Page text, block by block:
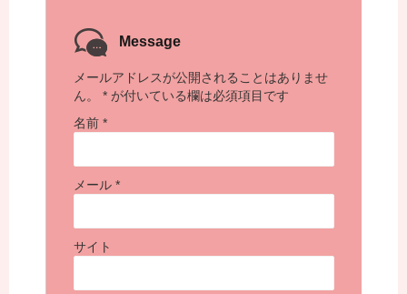
Message
メールアドレスが公開されることはありませ
ん。
* が付いている欄は必須項目です
名前 *
メール *
サイト